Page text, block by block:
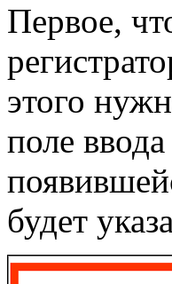
Первое,
этого
поле
будет